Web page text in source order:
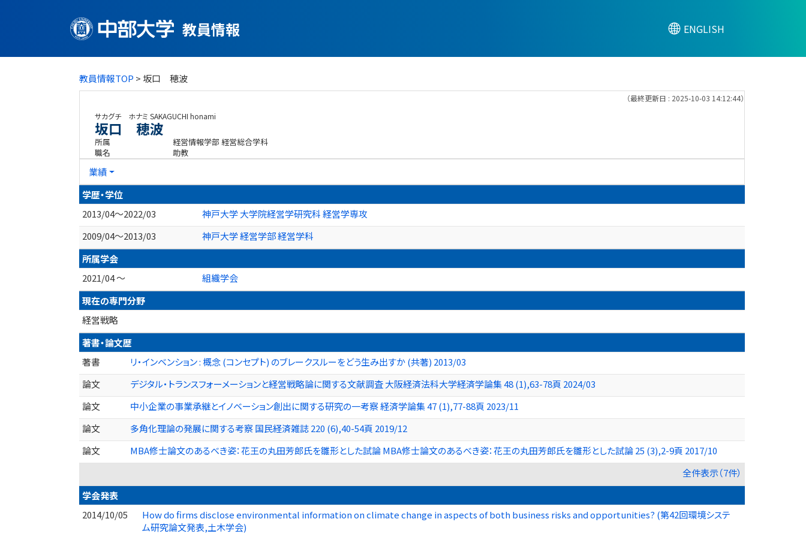
教員情報 ENGLISH
教員情報TOP > 坂口 穂波
（最終更新日 : 2025-10-03 14:12:44）
サカグチ ホナミ SAKAGUCHI honami
坂口 穂波
所属
経営情報学部 経営総合学科
職名
助教
業績
学歴・学位
2013/04～2022/03
神戸大学 大学院経営学研究科 経営学専攻
2009/04～2013/03
神戸大学 経営学部 経営学科
所属学会
2021/04 ～
組織学会
現在の専門分野
経営戦略
著書・論文歴
著書
リ・インベンション : 概念 (コンセプト) のブレークスルーをどう生み出すか (共著) 2013/03
論文
デジタル・トランスフォーメーションと経営戦略論に関する文献調査 大阪経済法科大学経済学論集 48 (1),63-78頁 2024/03
論文
中小企業の事業承継とイノベーション創出に関する研究の一考察 経済学論集 47 (1),77-88頁 2023/11
論文
多角化理論の発展に関する考察 国民経済雑誌 220 (6),40-54頁 2019/12
論文
MBA修士論文のあるべき姿：花王の丸田芳郎氏を雛形とした試論 MBA修士論文のあるべき姿：花王の丸田芳郎氏を雛形とした試論 25 (3),2-9頁 2017/10
全件表示（7件）
学会発表
2014/10/05
How do firms disclose environmental information on climate change in aspects of both business risks and opportunities? (第42回環境システ
ム研究論文発表,土木学会)